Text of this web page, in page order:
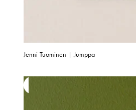
Jenni Tuominen | Jumppa